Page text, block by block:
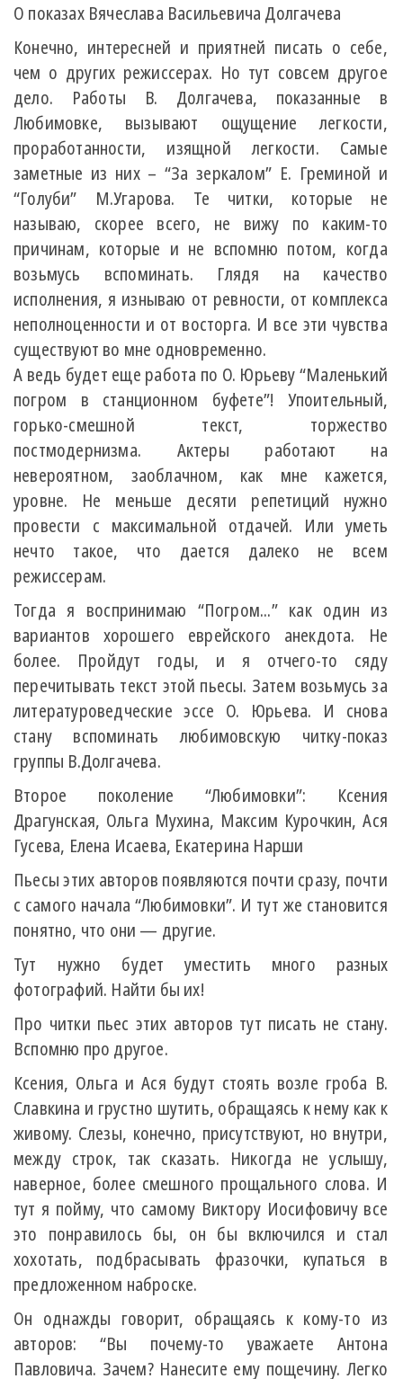
О показах Вячеслава Васильевича Долгачева
Конечно, интересней и приятней писать о себе,
чем о других режиссерах. Но тут совсем другое
дело. Работы В. Долгачева, показанные в
Любимовке, вызывают ощущение легкости,
проработанности, изящной легкости. Самые
заметные из них – “За зеркалом” Е. Греминой и
“Голуби” М.Угарова. Те читки, которые не
называю, скорее всего, не вижу по каким-то
причинам, которые и не вспомню потом, когда
возьмусь вспоминать. Глядя на качество
исполнения, я изнываю от ревности, от комплекса
неполноценности и от восторга. И все эти чувства
существуют во мне одновременно.
А ведь будет еще работа по О. Юрьеву “Маленький
погром в станционном буфете”! Упоительный,
горько-смешной текст, торжество
постмодернизма. Актеры работают на
невероятном, заоблачном, как мне кажется,
уровне. Не меньше десяти репетиций нужно
провести с максимальной отдачей. Или уметь
нечто такое, что дается далеко не всем
режиссерам.
Тогда я воспринимаю “Погром...” как один из
вариантов хорошего еврейского анекдота. Не
более. Пройдут годы, и я отчего-то сяду
перечитывать текст этой пьесы. Затем возьмусь за
литературоведческие эссе О. Юрьева. И снова
стану вспоминать любимовскую читку-показ
группы В.Долгачева.
Второе поколение “Любимовки”: Ксения
Драгунская, Ольга Мухина, Максим Курочкин, Ася
Гусева, Елена Исаева, Екатерина Нарши
Пьесы этих авторов появляются почти сразу, почти
с самого начала “Любимовки”. И тут же становится
понятно, что они — другие.
Тут нужно будет уместить много разных
фотографий. Найти бы их!
Про читки пьес этих авторов тут писать не стану.
Вспомню про другое.
Ксения, Ольга и Ася будут стоять возле гроба В.
Славкина и грустно шутить, обращаясь к нему как к
живому. Слезы, конечно, присутствуют, но внутри,
между строк, так сказать. Никогда не услышу,
наверное, более смешного прощального слова. И
тут я пойму, что самому Виктору Иосифовичу все
это понравилось бы, он бы включился и стал
хохотать, подбрасывать фразочки, купаться в
предложенном наброске.
Он однажды говорит, обращаясь к кому-то из
авторов: “Вы почему-то уважаете Антона
Павловича. Зачем? Нанесите ему пощечину. Легко